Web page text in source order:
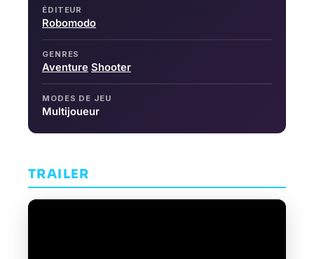
ÉDITEUR
Robomodo
GENRES
Aventure Shooter
MODES DE JEU
Multijoueur
TRAILER